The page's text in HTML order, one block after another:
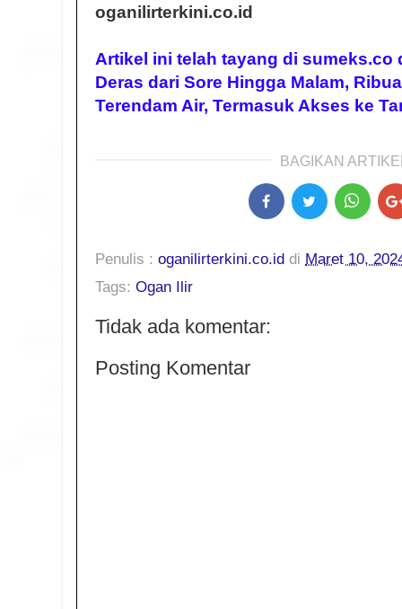
oganilirterkini.co.id
Artikel ini telah tayang di sumeks.co
Deras dari Sore Hingga Malam,
Terendam Air, Termasuk Akses ke
BAGIKAN
Penulis : oganilirterkini.co.id di Maret 10,
Tags: Ogan Ilir
Tidak ada komentar:
Posting Komentar